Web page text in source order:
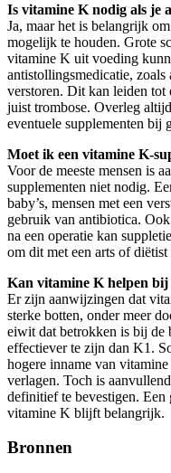
Is vitamine K nodig als je
Ja, maar het is belangrijk
mogelijk te houden. Grote
vitamine K uit voeding
antistollingsmedicatie,
verstoren. Dit kan leiden
juist trombose. Overleg
eventuele supplementen bij
Moet ik een vitamine K-
Voor de meeste mensen is
supplementen niet nodig.
baby’s, mensen met een
gebruik van antibiotica.
na een operatie kan
om dit met een arts of diëtist
Kan vitamine K helpen
Er zijn aanwijzingen dat
sterke botten, onder meer
eiwit dat betrokken is bij
effectiever te zijn dan K1.
hogere inname van
verlagen. Toch is
definitief te bevestigen. Een
vitamine K blijft belangrijk.
Bronnen